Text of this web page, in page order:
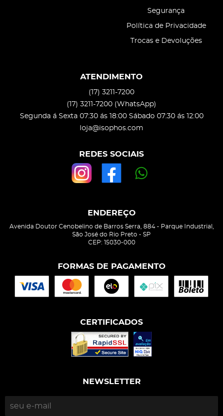
Segurança
Política de Privacidade
Trocas e Devoluções
ATENDIMENTO
(17) 3211-7200
(17) 3211-7200 (WhatsApp)
Segunda á Sexta 07:30 ás 18:00 Sábado 07:30 ás 12:00
loja@isophos.com
REDES SOCIAIS
ENDEREÇO
Avenida Doutor Cenobelino de Barros Serra, 884- Parque Industrial,
São José do Rio Preto - SP
CEP: 15030-000
FORMAS DE PAGAMENTO
CERTIFICADOS
NEWSLETTER